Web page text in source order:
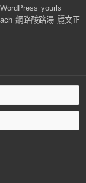
WordPress yourls
網路酸路湯 麗文正